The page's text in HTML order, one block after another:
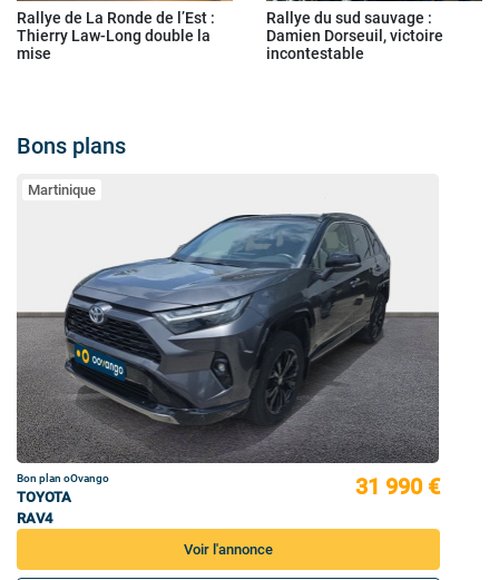
Rallye de La Ronde de l’Est :
Thierry Law-Long double la
mise
Rallye du sud sauvage :
Damien Dorseuil, victoire
incontestable
Bons plans
Martinique
Bon plan oOvango
TOYOTA
RAV4
31 990 €
Voir l'annonce